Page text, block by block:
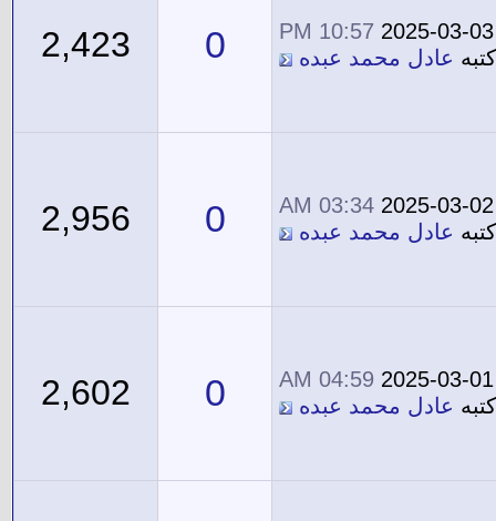
2025-03-03
10:57 PM
كتبه عادل محمد عبده 0
2,423
2025-03-02
03:34 AM
كتبه عادل محمد عبده 0
2,956
2025-03-01
04:59 AM
كتبه عادل محمد عبده 0
2,602